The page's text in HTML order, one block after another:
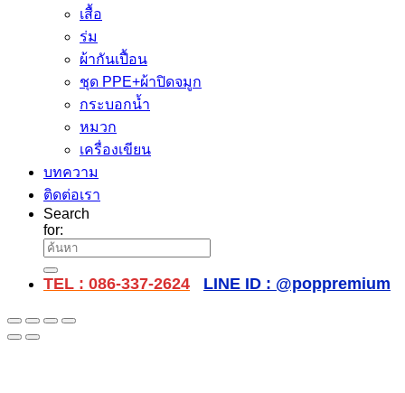
เสื้อ
ร่ม
ผ้ากันเปื้อน
ชุด PPE+ผ้าปิดจมูก
กระบอกน้ำ
หมวก
เครื่องเขียน
บทความ
ติดต่อเรา
Search
for:
TEL : 086-337-2624 LINE ID : @poppremium